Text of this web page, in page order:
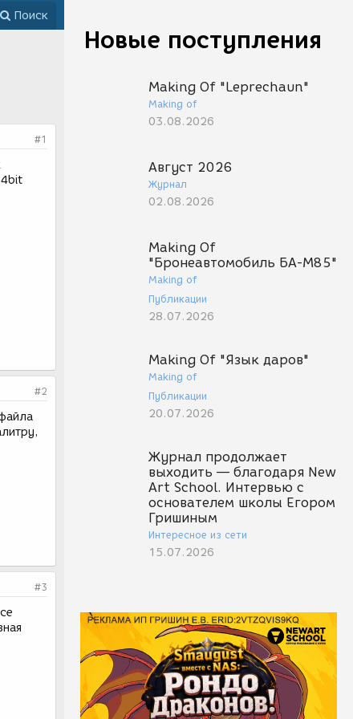
Новые поступления
Making Of "Leprechaun"
Making of
03.08.2026
Август 2026
Журнал
02.08.2026
Making Of
"Бронеавтомобиль БА-М85"
Making of
Публикации
28.07.2026
Making Of "Язык даров"
Making of
Публикации
20.07.2026
Журнал продолжает
выходить — благодаря New
Art School. Интервью с
основателем школы Егором
Гришиным
Интересное из сети
15.07.2026
Поиск
#1
#2
#3